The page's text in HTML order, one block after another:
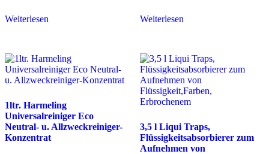
Weiterlesen Weiterlesen
1ltr. Harmeling
Universalreiniger Eco
Neutral- u. Allzweckreiniger-
Konzentrat
3,5 l Liqui Traps,
Flüssigkeitsabsorbierer zum
Aufnehmen von